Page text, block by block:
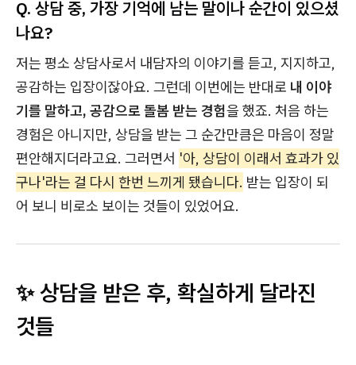
Q. 상담 중, 가장 기억에 남는 말이나 순간이 있으셨
나요?
저는 평소 상담사로서 내담자의 이야기를 듣고, 지지하고,
공감하는 입장이잖아요. 그런데 이번에는 반대로 내 이야
기를 말하고, 공감으로 돌봄 받는 경험을 했죠. 처음 하는
경험은 아니지만, 상담을 받는 그 순간만큼은 마음이 정말
편안해지더라고요. 그러면서 '아, 상담이 이래서 효과가 있
구나'라는 걸 다시 한번 느끼게 됐습니다. 받는 입장이 되
어 보니 비로소 보이는 것들이 있었어요.
✨ 상담을 받은 후, 확실하게 달라진
것들